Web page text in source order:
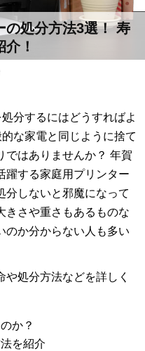
の処分方法3選！ 寿
！
分するにはどうすればよ
な家電と同じように捨て
ではありませんか？ 年賀
躍する家庭用プリンター
分しないと邪魔になって
きさや重さもあるものな
のか分からない人も多い
処分方法などを詳しく
か？
を紹介